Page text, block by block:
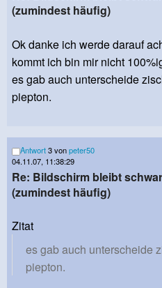
(zumindest häufig)
Ok danke ich werde darauf
kommt ich bin mir nicht
es gab auch unterscheide
piepton.
Antwort3 vonpeter50
04.11.07, 11:38:29
Re: Bildschirm bleibt
(zumindest häufig)
Zitat
es gab auch unterscheide
piepton.